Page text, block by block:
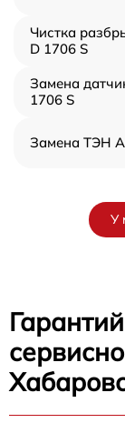
Чистка
D 1706 S
Замена
1706 S
Замена ТЭН
У